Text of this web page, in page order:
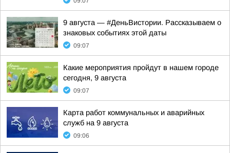
9 августа — #ДеньВистории. Рассказываем о
знаковых событиях этой даты
09:07
Какие мероприятия пройдут в нашем городе
сегодня, 9 августа
09:07
Карта работ коммунальных и аварийных
служб на 9 августа
09:06